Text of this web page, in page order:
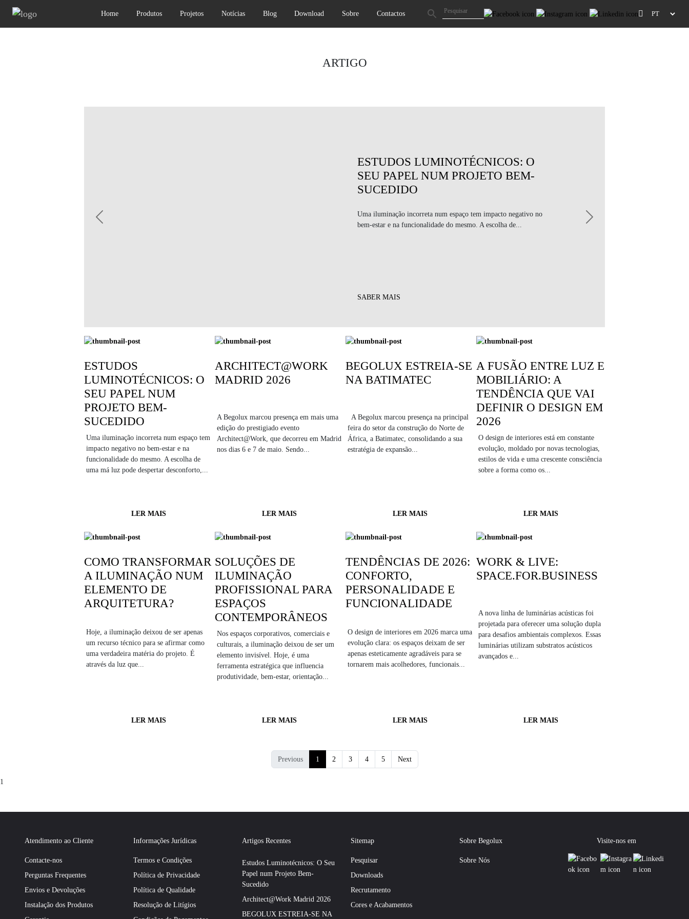
Home Produtos Projetos Notícias Blog Download Sobre Contactos
ARTIGO
ESTUDOS LUMINOTÉCNICOS: O
SEU PAPEL NUM PROJETO BEM-
SUCEDIDO
Uma iluminação incorreta num espaço tem impacto negativo no
bem-estar e na funcionalidade do mesmo. A escolha de...
SABER MAIS
Previous Next
ESTUDOS
LUMINOTÉCNICOS: O
SEU PAPEL NUM
PROJETO BEM-
SUCEDIDO
Uma iluminação incorreta num espaço tem
impacto negativo no bem-estar e na
funcionalidade do mesmo. A escolha de
uma má luz pode despertar desconforto,...
LER MAIS
ARCHITECT@WORK
MADRID 2026
A Begolux marcou presença em mais uma
edição do prestigiado evento
Architect@Work, que decorreu em Madrid
nos dias 6 e 7 de maio. Sendo...
LER MAIS
BEGOLUX ESTREIA-SE
NA BATIMATEC
A Begolux marcou presença na principal
feira do setor da construção do Norte de
África, a Batimatec, consolidando a sua
estratégia de expansão...
LER MAIS
A FUSÃO ENTRE LUZ E
MOBILIÁRIO: A
TENDÊNCIA QUE VAI
DEFINIR O DESIGN EM
2026
O design de interiores está em constante
evolução, moldado por novas tecnologias,
estilos de vida e uma crescente consciência
sobre a forma como os...
LER MAIS
COMO TRANSFORMAR
A ILUMINAÇÃO NUM
ELEMENTO DE
ARQUITETURA?
Hoje, a iluminação deixou de ser apenas
um recurso técnico para se afirmar como
uma verdadeira matéria do projeto. É
através da luz que...
LER MAIS
SOLUÇÕES DE
ILUMINAÇÃO
PROFISSIONAL PARA
ESPAÇOS
CONTEMPORÂNEOS
Nos espaços corporativos, comerciais e
culturais, a iluminação deixou de ser um
elemento invisível. Hoje, é uma
ferramenta estratégica que influencia
produtividade, bem-estar, orientação...
LER MAIS
TENDÊNCIAS DE 2026:
CONFORTO,
PERSONALIDADE E
FUNCIONALIDADE
O design de interiores em 2026 marca uma
evolução clara: os espaços deixam de ser
apenas esteticamente agradáveis para se
tornarem mais acolhedores, funcionais...
LER MAIS
WORK & LIVE:
SPACE.FOR.BUSINESS
A nova linha de luminárias acústicas foi
projetada para oferecer uma solução dupla
para desafios ambientais complexos. Essas
luminárias utilizam substratos acústicos
avançados e...
LER MAIS
Previous 1 2 3 4 5 Next
1
Atendimento ao Cliente
Contacte-nos
Perguntas Frequentes
Envios e Devoluções
Instalação dos Produtos
Informações Jurídicas
Termos e Condições
Política de Privacidade
Política de Qualidade
Resolução de Litígios
Artigos Recentes
Estudos Luminotécnicos: O Seu
Papel num Projeto Bem-
Sucedido
Architect@Work Madrid 2026
BEGOLUX ESTREIA-SE NA
Sitemap
Pesquisar
Downloads
Recrutamento
Cores e Acabamentos
Sobre Begolux
Sobre Nós
Visite-nos em